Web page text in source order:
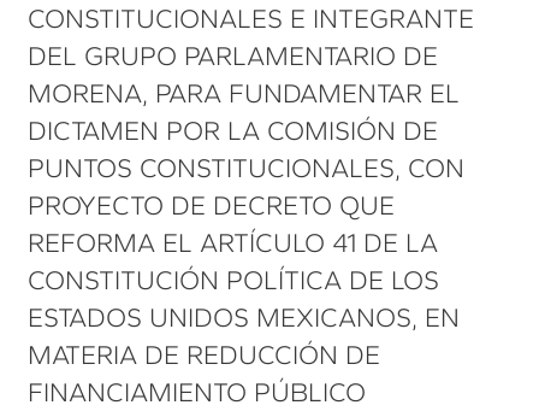
CONSTITUCIONALES E INTEGRANTE
DEL GRUPO PARLAMENTARIO DE
MORENA, PARA FUNDAMENTAR EL
DICTAMEN POR LA COMISIÓN DE
PUNTOS CONSTITUCIONALES, CON
PROYECTO DE DECRETO QUE
REFORMA EL ARTÍCULO 41 DE LA
CONSTITUCIÓN POLÍTICA DE LOS
ESTADOS UNIDOS MEXICANOS, EN
MATERIA DE REDUCCIÓN DE
FINANCIAMIENTO PÚBLICO